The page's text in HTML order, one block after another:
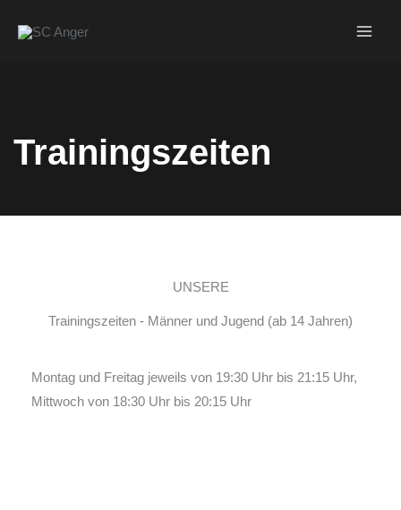
Inhalt
Trainingszeiten
UNSERE
Trainingszeiten - Männer und Jugend (ab 14 Jahren)
Montag und Freitag jeweils von 19:30 Uhr bis 21:15 Uhr,
Mittwoch von 18:30 Uhr bis 20:15 Uhr